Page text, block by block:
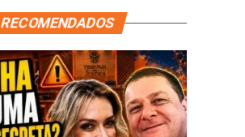
RECOMENDADOS